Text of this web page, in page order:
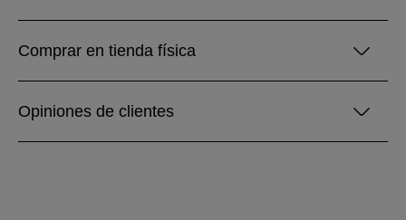
Comprar en tienda física
Opiniones de clientes